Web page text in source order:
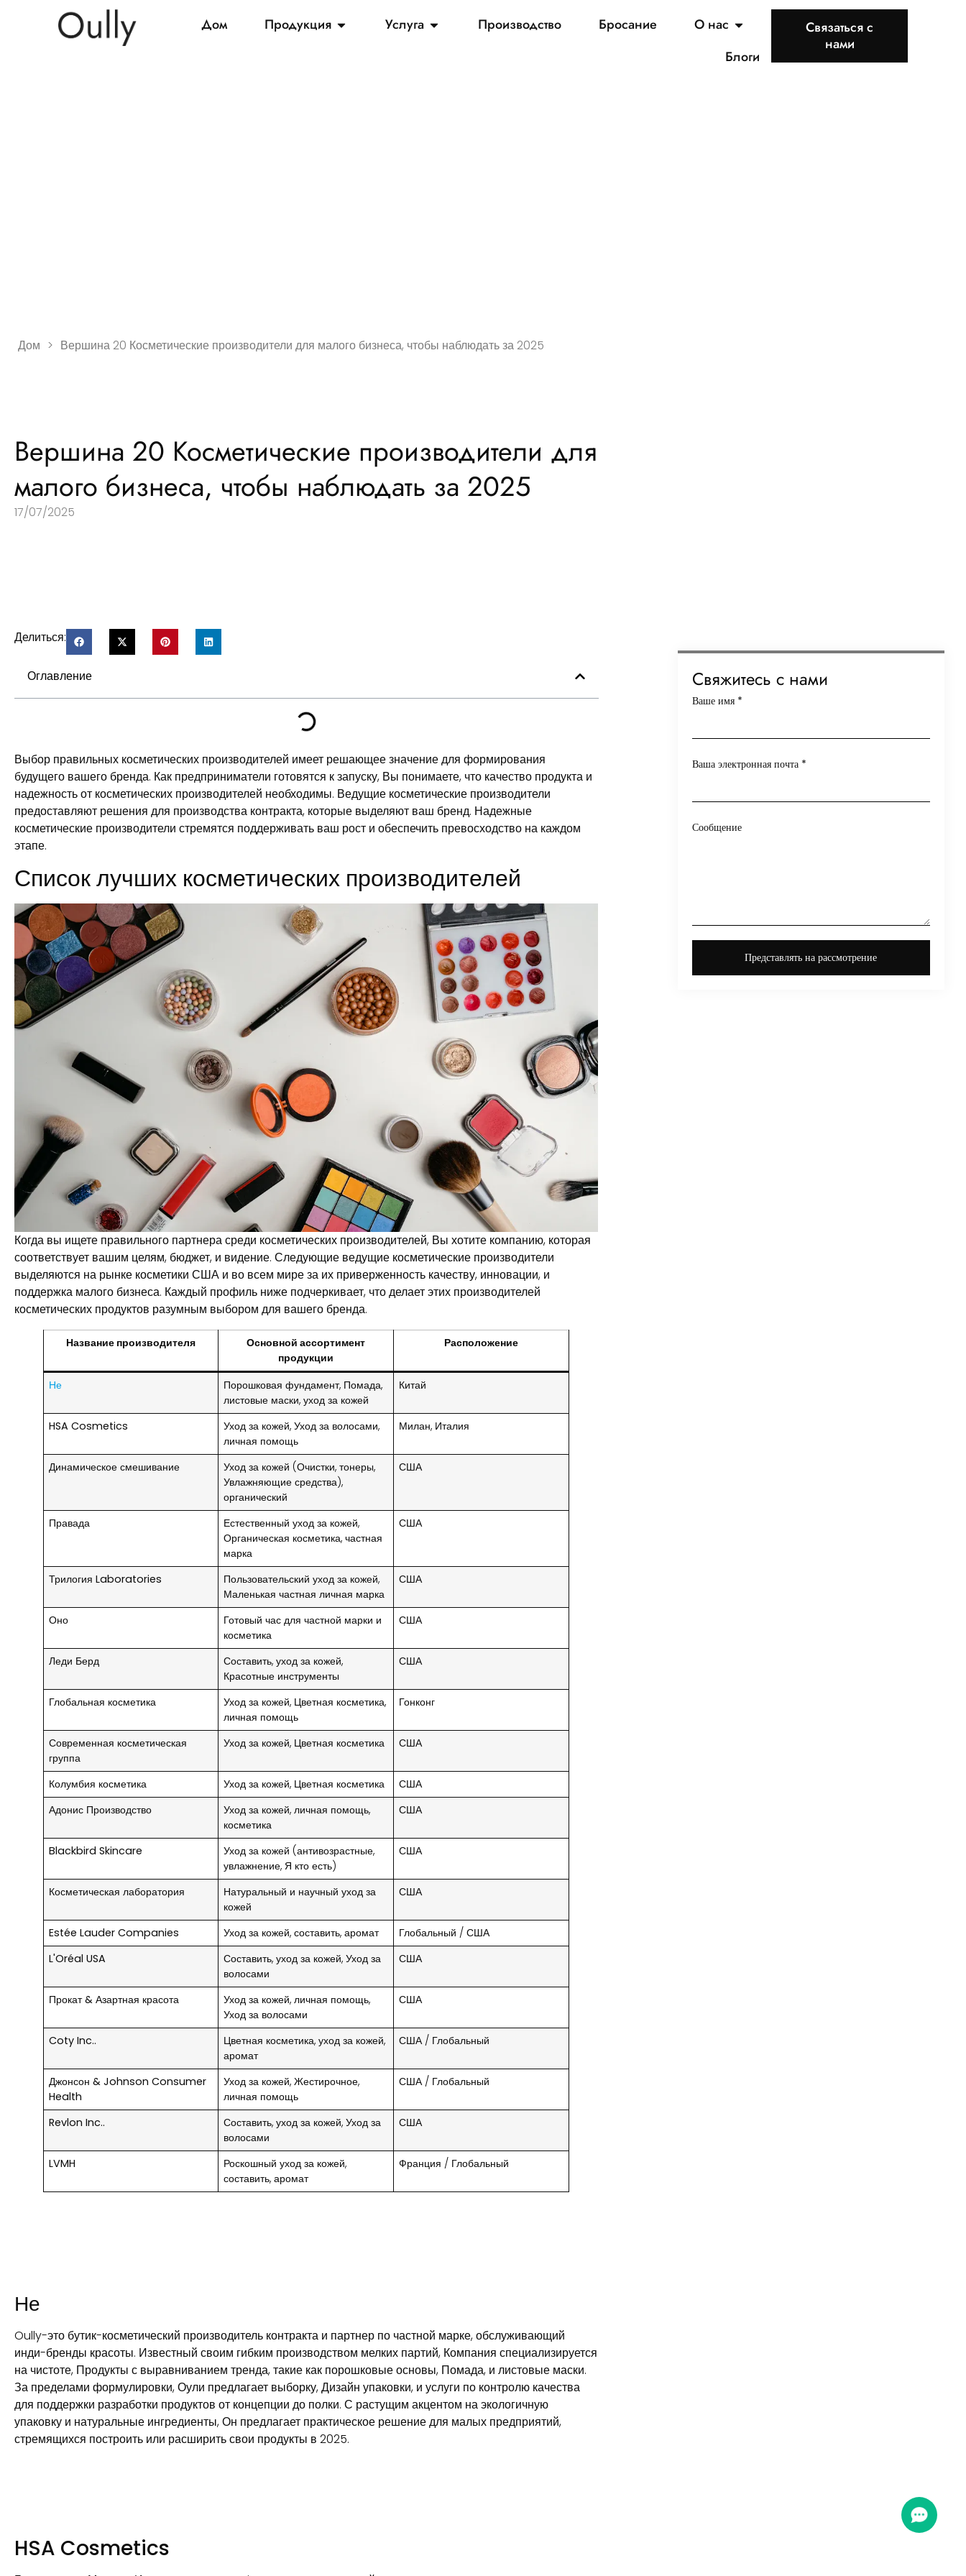
Дом Продукция Услуга Производство Бросание
О нас
Блоги
Связаться с
нами
Дом > Вершина 20 Косметические производители для малого бизнеса, чтобы наблюдать за 2025
Вершина 20 Косметические производители для
малого бизнеса, чтобы наблюдать за 2025
17/07/2025
Делиться:
Оглавление
Выбор правильных косметических производителей имеет решающее значение для формирования
будущего вашего бренда. Как предприниматели готовятся к запуску, Вы понимаете, что качество продукта и
надежность от косметических производителей необходимы. Ведущие косметические производители
предоставляют решения для производства контракта, которые выделяют ваш бренд. Надежные
косметические производители стремятся поддерживать ваш рост и обеспечить превосходство на каждом
этапе.
Список лучших косметических производителей
Когда вы ищете правильного партнера среди косметических производителей, Вы хотите компанию, которая
соответствует вашим целям, бюджет, и видение. Следующие ведущие косметические производители
выделяются на рынке косметики США и во всем мире за их приверженность качеству, инновации, и
поддержка малого бизнеса. Каждый профиль ниже подчеркивает, что делает этих производителей
косметических продуктов разумным выбором для вашего бренда.
Название производителя
Основной ассортимент
продукции
Расположение
Не
Порошковая фундамент, Помада,
листовые маски, уход за кожей
Китай
HSA Cosmetics
Уход за кожей, Уход за волосами,
личная помощь
Милан, Италия
Динамическое смешивание
Уход за кожей (Очистки, тонеры,
Увлажняющие средства),
органический
США
Правада
Естественный уход за кожей,
Органическая косметика, частная
марка
США
Трилогия Laboratories
Пользовательский уход за кожей,
Маленькая частная личная марка
США
Оно
Готовый час для частной марки и
косметика
США
Леди Берд
Составить, уход за кожей,
Красотные инструменты
США
Глобальная косметика
Уход за кожей, Цветная косметика,
личная помощь
Гонконг
Современная косметическая
группа
Уход за кожей, Цветная косметика США
Колумбия косметика Уход за кожей, Цветная косметика
США
Адонис Производство
Уход за кожей, личная помощь,
косметика
США
Blackbird Skincare
Уход за кожей (антивозрастные,
увлажнение, Я кто есть)
США
Косметическая лаборатория
Натуральный и научный уход за
кожей
США
Estée Lauder Companies Уход за кожей, составить, аромат
Глобальный / США
L'Oréal USA
Составить, уход за кожей, Уход за
волосами
США
Прокат & Азартная красота
Уход за кожей, личная помощь,
Уход за волосами
США
Coty Inc..
Цветная косметика, уход за кожей,
аромат
США / Глобальный
Джонсон & Johnson Consumer
Health
Уход за кожей, Жестирочное,
личная помощь
США / Глобальный
Revlon Inc..
Составить, уход за кожей, Уход за
волосами
США
LVMH
Роскошный уход за кожей,
составить, аромат
Франция / Глобальный
Не
Oully-это бутик-косметический производитель контракта и партнер по частной марке, обслуживающий
инди-бренды красоты. Известный своим гибким производством мелких партий, Компания специализируется
на чистоте, Продукты с выравниванием тренда, такие как порошковые основы, Помада, и листовые маски.
За пределами формулировки, Оули предлагает выборку, Дизайн упаковки, и услуги по контролю качества
для поддержки разработки продуктов от концепции до полки. С растущим акцентом на экологичную
упаковку и натуральные ингредиенты, Он предлагает практическое решение для малых предприятий,
стремящихся построить или расширить свои продукты в 2025.
HSA Cosmetics
Свяжитесь с нами
Ваше имя *
Ваша электронная почта *
Сообщение
Представлять на рассмотрение